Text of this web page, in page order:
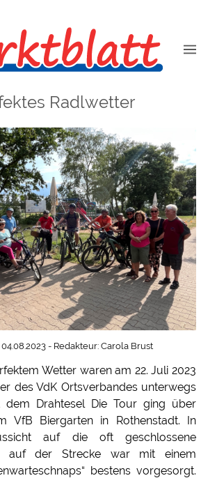
Radlwetter
- Redakteur: Carola Brust
Wetter waren am 22. Juli 2023
des VdK Ortsverbandes unterwegs
Drahtesel Die Tour ging über
VfB Biergarten in Rothenstadt. In
auf die oft geschlossene
auf der Strecke war mit einem
bestens vorgesorgt.